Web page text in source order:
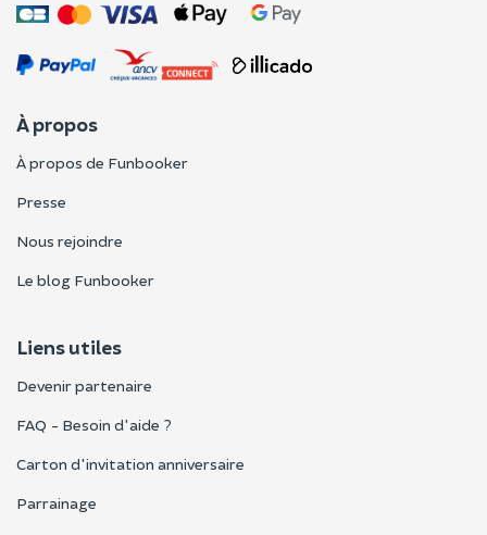
À propos
À propos de Funbooker
Presse
Nous rejoindre
Le blog Funbooker
Liens utiles
Devenir partenaire
FAQ - Besoin d'aide ?
Carton d'invitation anniversaire
Parrainage